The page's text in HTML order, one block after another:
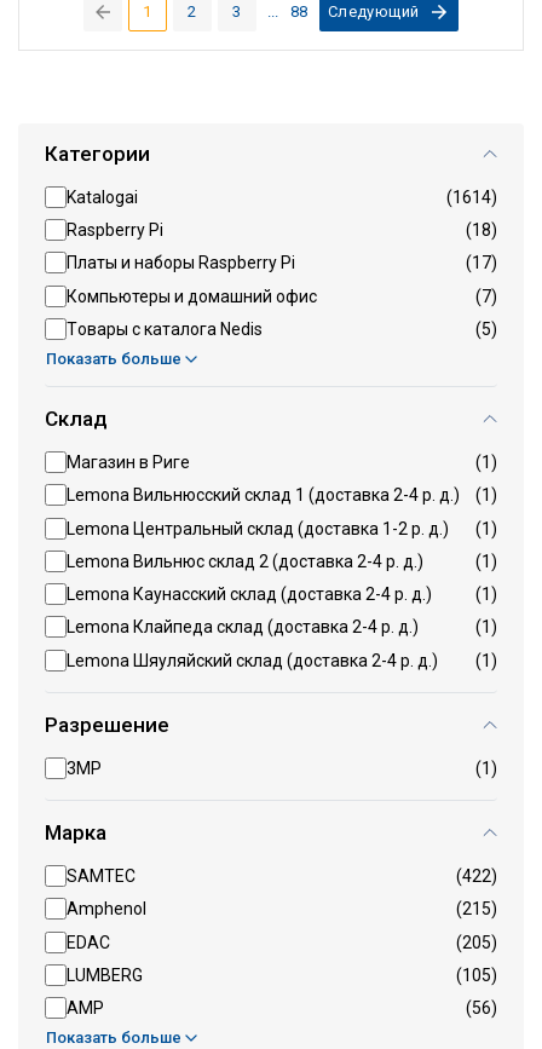
1(current)
2 3 88 Следующий
Категории
Katalogai
(1614)
Raspberry Pi
(18)
Платы и наборы Raspberry Pi
(17)
Компьютеры и домашний офис
(7)
Tовары с каталога Nedis
(5)
Показать больше
Склад
Магазин в Риге
(1)
Lemona Вильнюсский склад 1 (доставка 2-4 р. д.)
(1)
Lemona Центральный склад (доставка 1-2 р. д.)
(1)
Lemona Вильнюс склад 2 (доставка 2-4 р. д.)
(1)
Lemona Каунасский склад (доставка 2-4 р. д.)
(1)
Lemona Клайпеда склад (доставка 2-4 р. д.)
(1)
Lemona Шяуляйский склад (доставка 2-4 р. д.)
(1)
Разрешение
3MP (1)
Марка
SAMTEC
(422)
Amphenol
(215)
EDAC
(205)
LUMBERG
(105)
AMP
(56)
Показать больше